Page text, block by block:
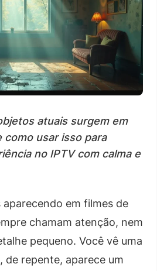
atuais surgem em
como usar isso para
no IPTV com calma e
em filmes de
chamam atenção, nem
pequeno. Você vê uma
de repente, aparece um